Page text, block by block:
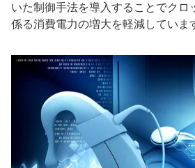
いた制御手法を導入することでクロ
係る消費電力の増大を軽減していま